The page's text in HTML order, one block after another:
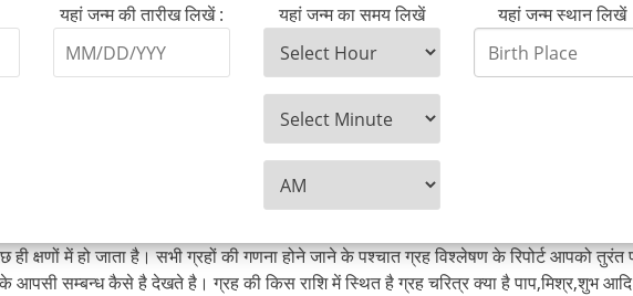
यहां जन्म की तारीख लिखें : यहां जन्म का समय लिखें यहां जन्म स्थान लिखें
में हो जाता है। सभी ग्रहों की गणना होने जाने के पश्चात ग्रह विश्लेषण के रिपोर्ट आपको तुरंत
के आपसी सम्बन्ध कैसे है देखते है। ग्रह की किस राशि में स्थित है ग्रह चरित्र क्या है पाप,मिश्र,शुभ